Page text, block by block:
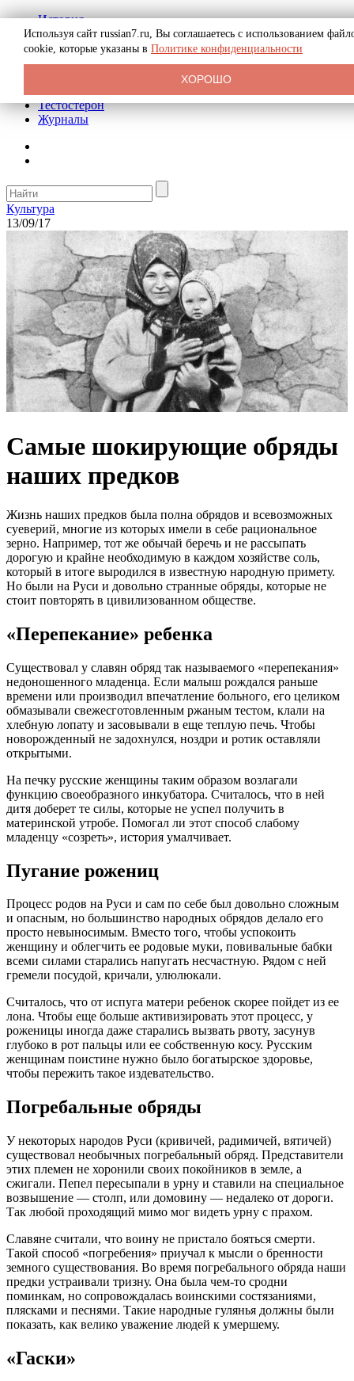
История
Биография
Криминал
Реклама на сайте
Тестостерон
Журналы
Культура
13/09/17
Самые шокирующие обряды
наших предков
Жизнь наших предков была полна обрядов и всевозможных
суеверий, многие из которых имели в себе рациональное
зерно. Например, тот же обычай беречь и не рассыпать
дорогую и крайне необходимую в каждом хозяйстве соль,
который в итоге выродился в известную народную примету.
Но были на Руси и довольно странные обряды, которые не
стоит повторять в цивилизованном обществе.
«Перепекание» ребенка
Существовал у славян обряд так называемого «перепекания»
недоношенного младенца. Если малыш рождался раньше
времени или производил впечатление больного, его целиком
обмазывали свежесготовленным ржаным тестом, клали на
хлебную лопату и засовывали в еще теплую печь. Чтобы
новорожденный не задохнулся, ноздри и ротик оставляли
открытыми.
На печку русские женщины таким образом возлагали
функцию своеобразного инкубатора. Считалось, что в ней
дитя доберет те силы, которые не успел получить в
материнской утробе. Помогал ли этот способ слабому
младенцу «созреть», история умалчивает.
Пугание рожениц
Процесс родов на Руси и сам по себе был довольно сложным
и опасным, но большинство народных обрядов делало его
просто невыносимым. Вместо того, чтобы успокоить
женщину и облегчить ее родовые муки, повивальные бабки
всеми силами старались напугать несчастную. Рядом с ней
гремели посудой, кричали, улюлюкали.
Считалось, что от испуга матери ребенок скорее пойдет из ее
лона. Чтобы еще больше активизировать этот процесс, у
роженицы иногда даже старались вызвать рвоту, засунув
глубоко в рот пальцы или ее собственную косу. Русским
женщинам поистине нужно было богатырское здоровье,
чтобы пережить такое издевательство.
Погребальные обряды
У некоторых народов Руси (кривичей, радимичей, вятичей)
существовал необычных погребальный обряд. Представители
этих племен не хоронили своих покойников в земле, а
сжигали. Пепел пересыпали в урну и ставили на специальное
возвышение — столп, или домовину — недалеко от дороги.
Так любой проходящий мимо мог видеть урну с прахом.
Славяне считали, что воину не пристало бояться смерти.
Такой способ «погребения» приучал к мысли о бренности
земного существования. Во время погребального обряда наши
предки устраивали тризну. Она была чем-то сродни
поминкам, но сопровождалась воинскими состязаниями,
плясками и песнями. Такие народные гулянья должны были
показать, как велико уважение людей к умершему.
«Гаски»
Используя сайт russian7.ru, Вы соглашаетесь с использованием
cookie, которые указаны в Политике конфиденциальности
ХОРОШО